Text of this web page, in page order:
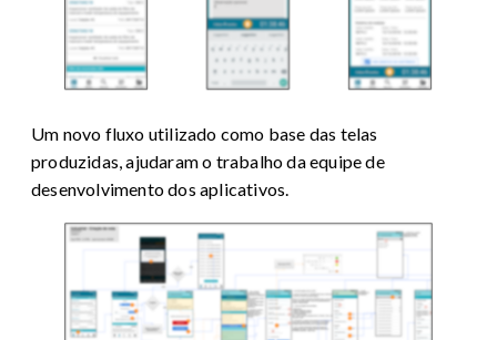
Um novo fluxo utilizado como base das telas
produzidas, ajudaram o trabalho da equipe de
desenvolvimento dos aplicativos.